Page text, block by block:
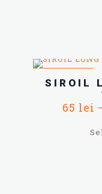
SIROIL
65 lei